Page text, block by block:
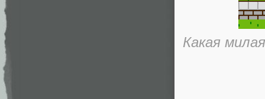
Какая